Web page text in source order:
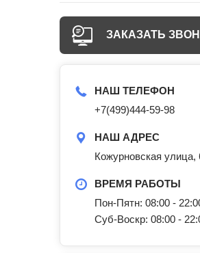
ЗАКАЗАТЬ
НАШ ТЕЛЕФОН
+7(499)444-59-98
НАШ АДРЕС
Кожурновская улица,
ВРЕМЯ РАБОТЫ
Пон-Пятн: 08:00 -
Суб-Воскр: 08:00 -